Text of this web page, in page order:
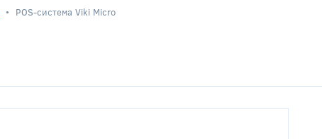
POS-система Viki Micro